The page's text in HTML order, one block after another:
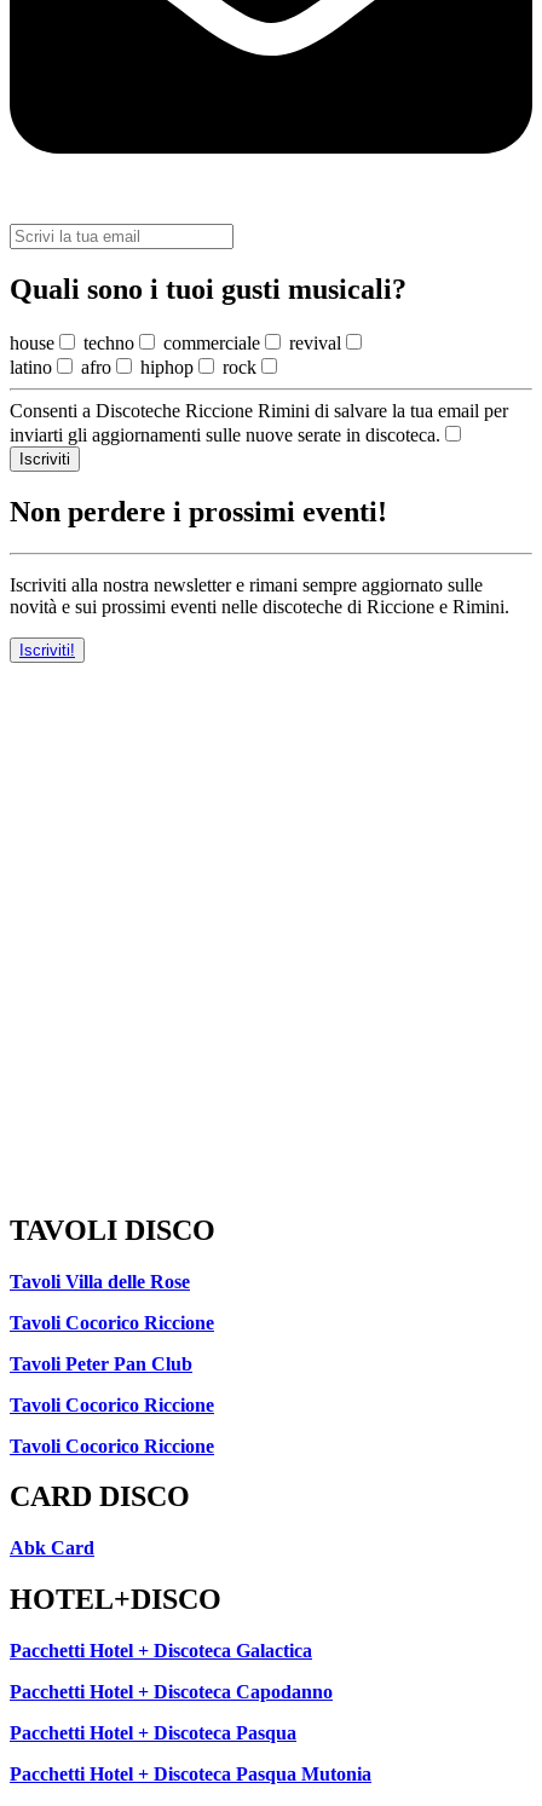
Quali sono i tuoi gusti musicali?
house techno commerciale
revival
latino
afro hiphop rock
Consenti a Discoteche Riccione Rimini di salvare la tua email per
inviarti gli aggiornamenti sulle nuove serate in discoteca.
Iscriviti
Non perdere i prossimi eventi!
Iscriviti alla nostra newsletter e rimani sempre aggiornato sulle
novità e sui prossimi eventi nelle discoteche di Riccione e Rimini.
Iscriviti!
TAVOLI DISCO
Tavoli Villa delle Rose
Tavoli Cocorico Riccione
Tavoli Peter Pan Club
Tavoli Cocorico Riccione
Tavoli Cocorico Riccione
CARD DISCO
Abk Card
HOTEL+DISCO
Pacchetti Hotel + Discoteca Galactica
Pacchetti Hotel + Discoteca Capodanno
Pacchetti Hotel + Discoteca Pasqua
Pacchetti Hotel + Discoteca Pasqua Mutonia